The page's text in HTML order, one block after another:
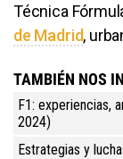
Técnica
de Madrid,
TAMBIÉN NOS
F1: experiencias,
2024)
Estrategias y